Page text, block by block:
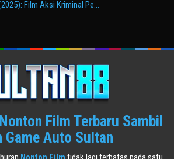
Film Aksi Kriminal Pe…
Film Terbaru Sambil
Game Auto Sultan